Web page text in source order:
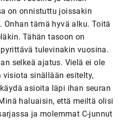
on onnistuttu joissakin
tämä hyvä alku. Toitä
Tähän tasoon on
tulevinakin vuosina.
selkeä ajatus. Vielä ei ole
sinällään esitelty,
asioita läpi ihan seuran
haluaisin, että meiltä olisi
ja molemmat C-junnut